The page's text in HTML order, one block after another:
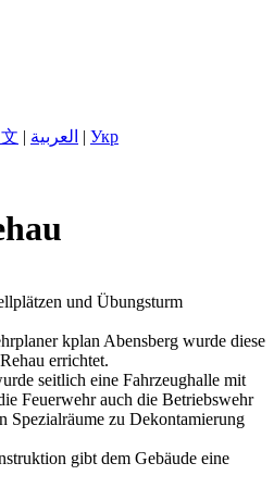
| العربية | Укр
und Übungsturm
kplan Abensberg wurde diese
errichtet.
seitlich eine Fahrzeughalle mit
Feuerwehr auch die Betriebswehr
Spezialräume zu Dekontamierung
gibt dem Gebäude eine